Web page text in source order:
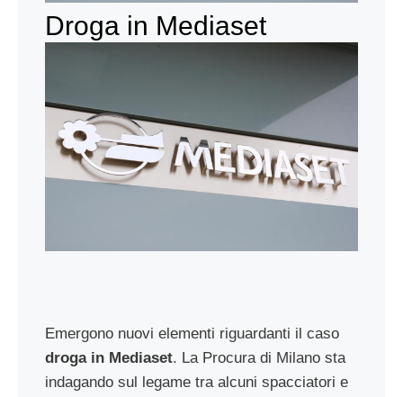
Droga in Mediaset
Emergono nuovi elementi riguardanti il caso
droga in Mediaset. La Procura di Milano sta
indagando sul legame tra alcuni spacciatori e